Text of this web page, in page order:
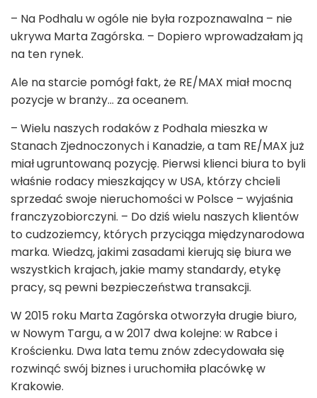
– Na Podhalu w ogóle nie była rozpoznawalna – nie
ukrywa Marta Zagórska. – Dopiero wprowadzałam ją
na ten rynek.
Ale na starcie pomógł fakt, że RE/MAX miał mocną
pozycje w branży... za oceanem.
– Wielu naszych rodaków z Podhala mieszka w
Stanach Zjednoczonych i Kanadzie, a tam RE/MAX już
miał ugruntowaną pozycję. Pierwsi klienci biura to byli
właśnie rodacy mieszkający w USA, którzy chcieli
sprzedać swoje nieruchomości w Polsce – wyjaśnia
franczyzobiorczyni. – Do dziś wielu naszych klientów
to cudzoziemcy, których przyciąga międzynarodowa
marka. Wiedzą, jakimi zasadami kierują się biura we
wszystkich krajach, jakie mamy standardy, etykę
pracy, są pewni bezpieczeństwa transakcji.
W 2015 roku Marta Zagórska otworzyła drugie biuro,
w Nowym Targu, a w 2017 dwa kolejne: w Rabce i
Krościenku. Dwa lata temu znów zdecydowała się
rozwinąć swój biznes i uruchomiła placówkę w
Krakowie.